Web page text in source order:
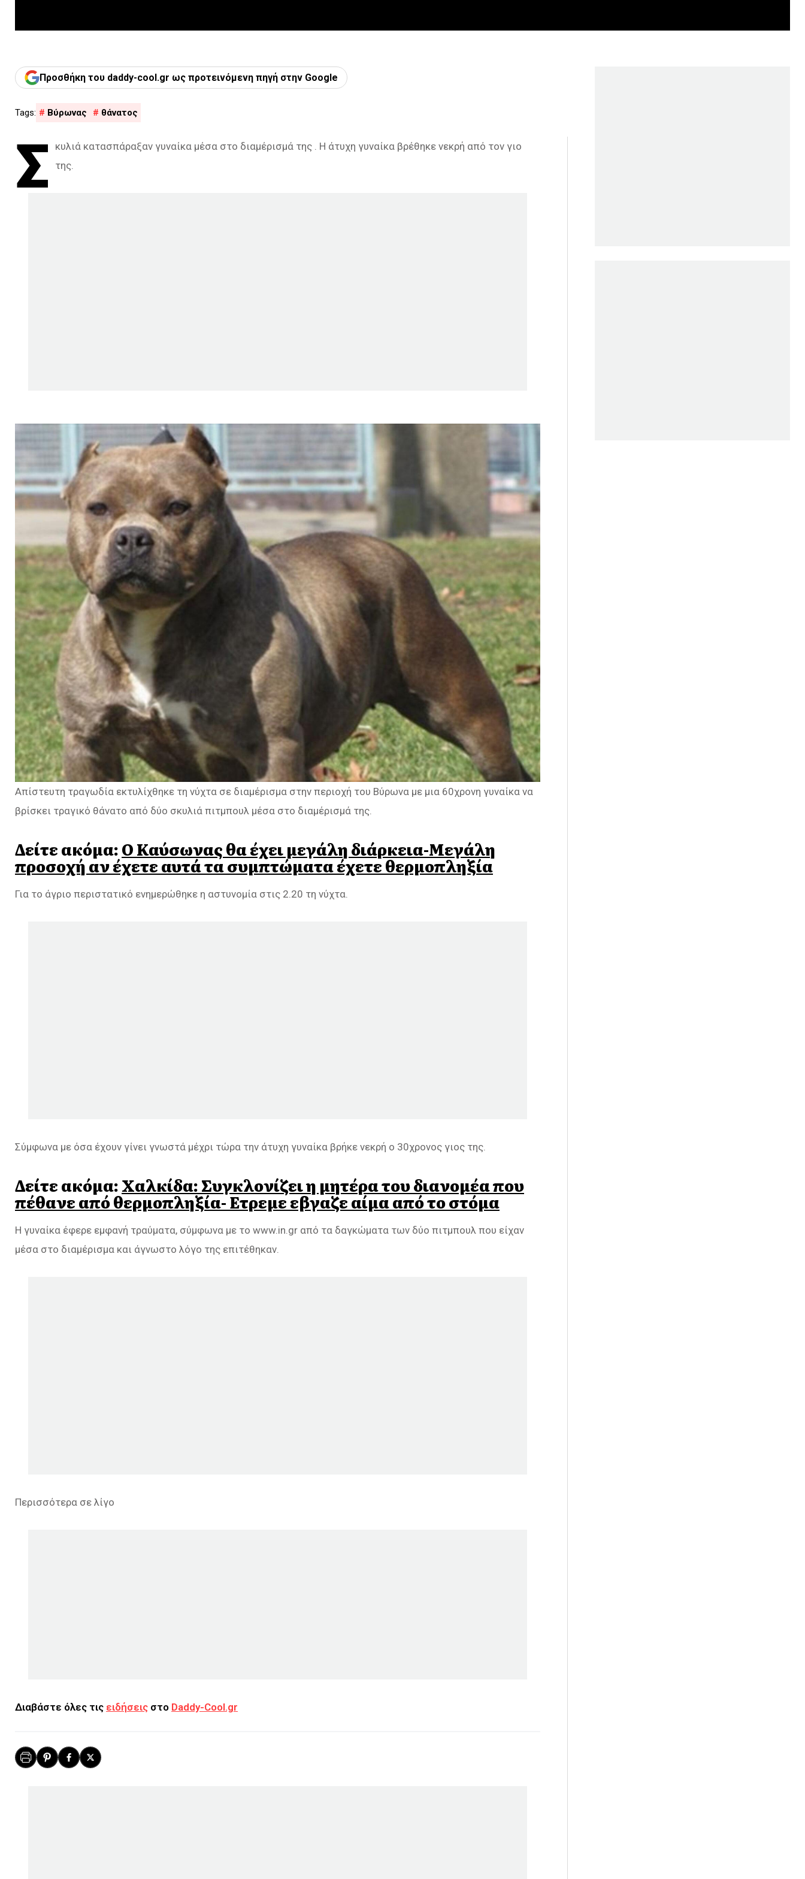
Προσθήκη του daddy-cool.gr ως προτεινόμενη πηγή στην Google
Βύρωνας θάνατος
Σ
κυλιά κατασπάραξαν γυναίκα μέσα στο διαμέρισμά της . Η άτυχη γυναίκα βρέθηκε νεκρή από τον γιο
της.
Απίστευτη τραγωδία εκτυλίχθηκε τη νύχτα σε διαμέρισμα στην περιοχή του Βύρωνα με μια 60χρονη γυναίκα να
βρίσκει τραγικό θάνατο από δύο σκυλιά πιτμπουλ μέσα στο διαμέρισμά της.
Δείτε ακόμα:O Καύσωνας θα έχει μεγάλη διάρκεια-Μεγάλη
προσοχή αν έχετε αυτά τα συμπτώματα έχετε θερμοπληξία
Για το άγριο περιστατικό ενημερώθηκε η αστυνομία στις 2.20 τη νύχτα.
Σύμφωνα με όσα έχουν γίνει γνωστά μέχρι τώρα την άτυχη γυναίκα βρήκε νεκρή ο 30χρονος γιος της.
Δείτε ακόμα:Χαλκίδα: Συγκλονίζει η μητέρα του διανομέα που
πέθανε από θερμοπληξία- Ετρεμε εβγαζε αίμα από το στόμα
Η γυναίκα έφερε εμφανή τραύματα, σύμφωνα με το www.in.gr από τα δαγκώματα των δύο πιτμπουλ που είχαν
μέσα στο διαμέρισμα και άγνωστο λόγο της επιτέθηκαν.
Περισσότερα σε λίγο
Διαβάστε όλες τις ειδήσεις στο Daddy-Cool.gr